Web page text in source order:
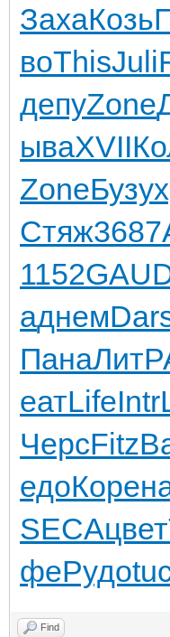
ЗахаКозь
воThisJuli
депуZone
ываXVII
ZoneБузу
Стяж3687
1152
aднем
ПанаЛитР
еатLifeIntr
ЧерсFitz
едоКоре
SECAцвет
феРудо
Find